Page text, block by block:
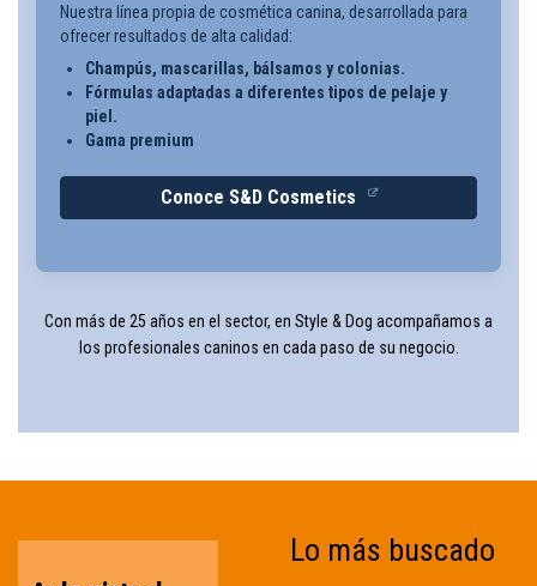
Nuestra línea propia de cosmética canina, desarrollada para
ofrecer resultados de alta calidad:
Champús, mascarillas, bálsamos y colonias.
Fórmulas adaptadas a diferentes tipos de pelaje y
piel.
Gama premium
Conoce S&D Cosmetics
Con más de 25 años en el sector, en Style & Dog acompañamos a
los profesionales caninos en cada paso de su negocio.
Lo más buscado